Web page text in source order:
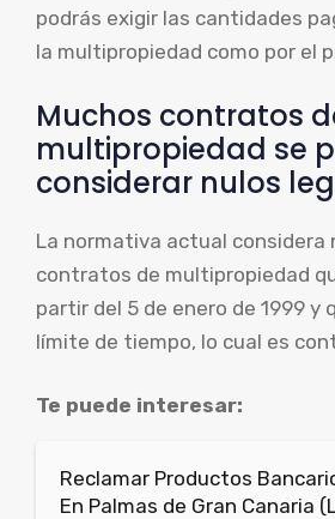
podrás exigir las cantidades
la multipropiedad como por el
Muchos contratos
multipropiedad se
considerar nulos
La normativa actual considera
contratos de multipropiedad
partir del 5 de enero de 1999 y
límite de tiempo, lo cual es
Te puede interesar:
Reclamar Productos
En Palmas de Gran Canaria